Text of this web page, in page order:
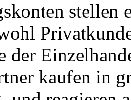
stellen
der
kaufen in